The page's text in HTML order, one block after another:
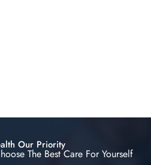
Our Priority
The Best Care For Yourself